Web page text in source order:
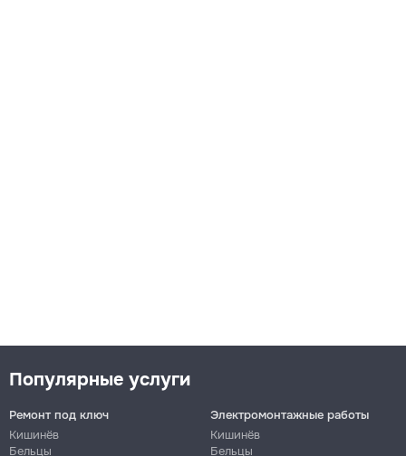
Популярные услуги
Ремонт под ключ
Кишинёв
Бельцы
Электромонтажные работы
Кишинёв
Бельцы